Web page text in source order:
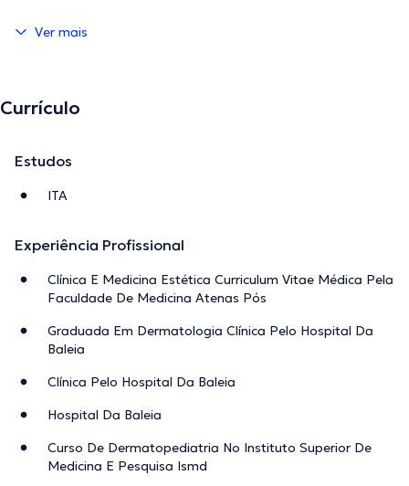
Ver mais
Currículo
Estudos
ITA
Experiência Profissional
Clínica E Medicina Estética Curriculum Vitae Médica Pela
Faculdade De Medicina Atenas Pós
Graduada Em Dermatologia Clínica Pelo Hospital Da
Baleia
Clínica Pelo Hospital Da Baleia
Hospital Da Baleia
Curso De Dermatopediatria No Instituto Superior De
Medicina E Pesquisa Ismd